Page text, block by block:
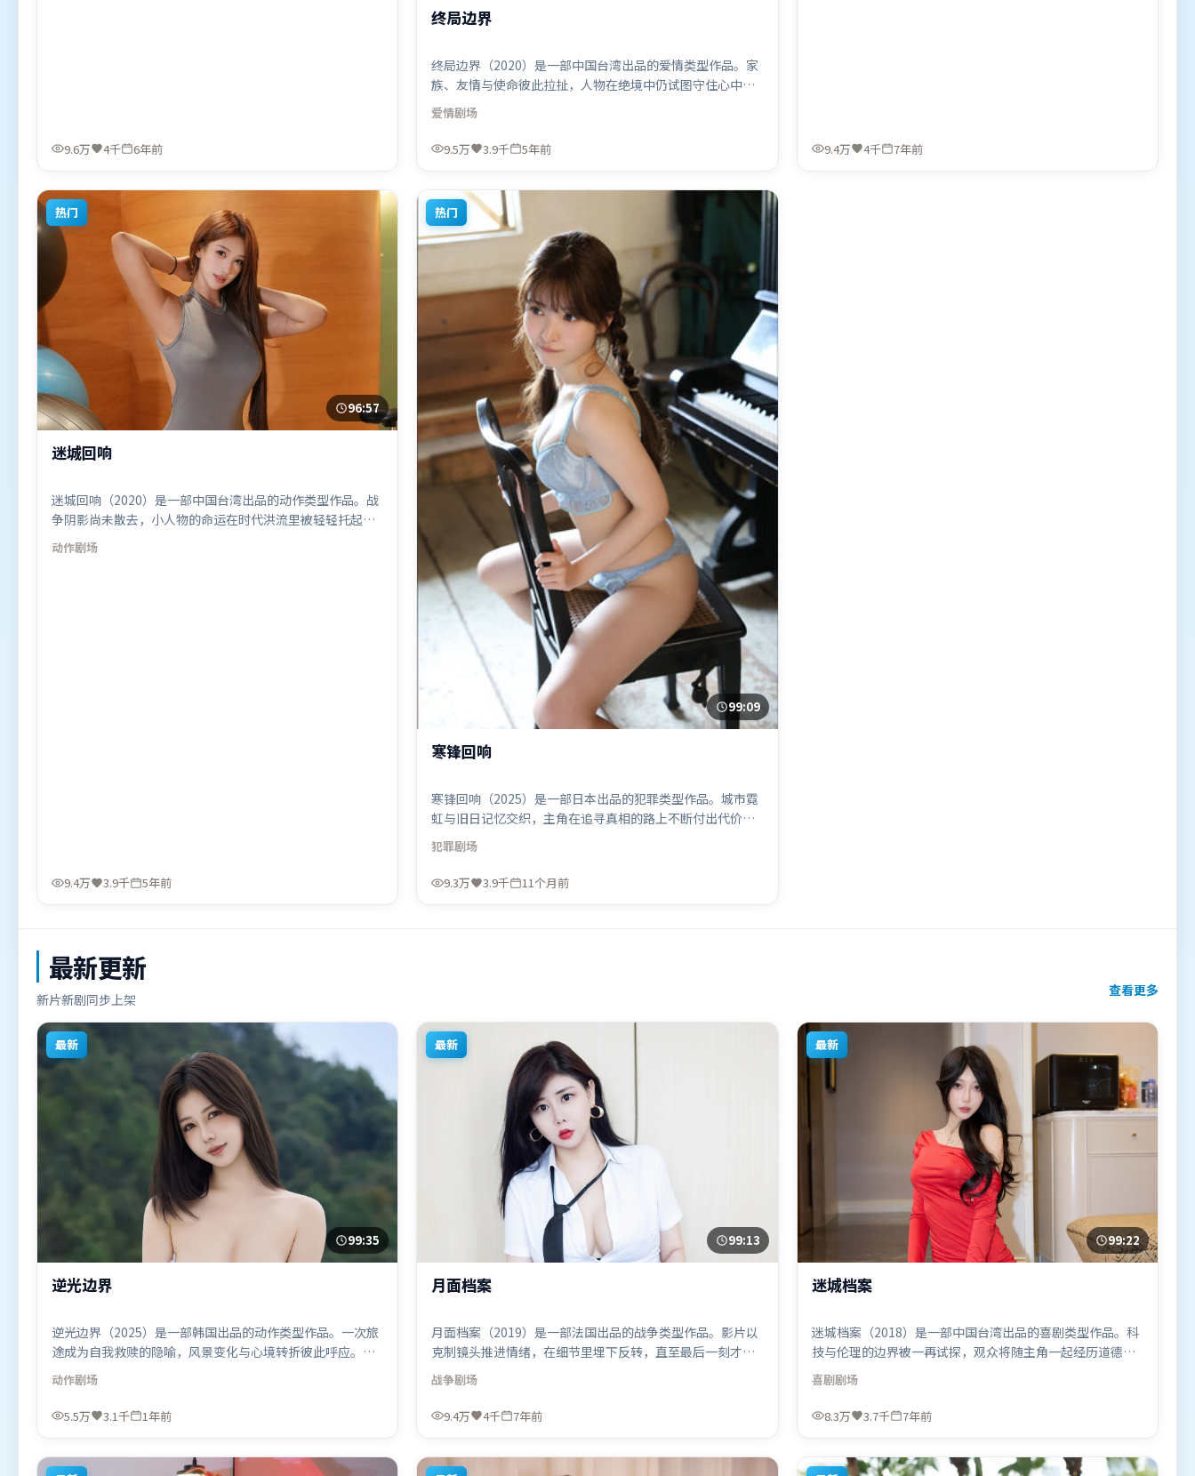
9.6万 4千 6年前
终局边界
终局边界（2020）是一部中国台湾出品的爱情类型作品。家
族、友情与使命彼此拉扯，人物在绝境中仍试图守住心中微
光。视听风格统一而富有实验感，配乐与画面情绪贴合。由
薛晓路执导，马东锡、赵丽颖、肖战，阿米尔·汗等联袂出
演。影片于2020年12月10日（中国台湾）在部分地区首映上
爱情剧场
9.5万 3.9千 5年前 9.4万 4千 7年前
热门
96:57
迷城回响
迷城回响（2020）是一部中国台湾出品的动作类型作品。战
争阴影尚未散去，小人物的命运在时代洪流里被轻轻托起又
放下。群像刻画各有弧光，配角亦承担叙事推进功能。由毕
赣执导，章子怡、汤唯、艾米莉·布朗特，咏梅、堺雅人等
动作剧场
9.4万 3.9千 5年前
热门
99:09
寒锋回响
寒锋回响（2025）是一部日本出品的犯罪类型作品。城市霓
虹与旧日记忆交织，主角在追寻真相的路上不断付出代价。
叙事线索多线并进，最终在关键节点收束。由克里斯托弗·
诺兰执导，胡歌、孙艺珍、周冬雨，白宇、秦海璐等联袂出
演。影片于2025年9月17日（日本）在部分地区首映上线，
犯罪剧场
9.3万 3.9千 11个月前
最新更新
新片新剧同步上架
查看更多
最新
99:35
逆光边界
逆光边界（2025）是一部韩国出品的动作类型作品。一次旅
途成为自我救赎的隐喻，风景变化与心境转折彼此呼应。视
听风格统一而富有实验感，配乐与画面情绪贴合。由吕克·
贝松执导，谭卓、马东锡、刘亦菲，肖战、刘德华等联袂出
演。影片于2025年7月26日（韩国）在部分地区首映上线，
动作剧场
5.5万 3.1千 1年前
最新
99:13
月面档案
月面档案（2019）是一部法国出品的战争类型作品。影片以
克制镜头推进情绪，在细节里埋下反转，直至最后一刻才揭
开谜底。类型元素被重新组合，既致敬经典也尝试突破套
路。由杜琪峰执导，托尼·贾、汤姆·哈迪、木村拓哉，黄
渤等联袂出演。影片于2019年2月6日（法国）在部分地区首
战争剧场
9.4万 4千 7年前
最新
99:22
迷城档案
迷城档案（2018）是一部中国台湾出品的喜剧类型作品。科
技与伦理的边界被一再试探，观众将随主角一起经历道德震
荡。人物关系网复杂却不凌乱，每场对手戏都推动信息增
量。由阿彼尔邦执导，马东锡、吴京、托尼·贾，堺雅人、
汤姆·哈迪、弗洛伦丝·皮尤等联袂出演。影片于2018年9
喜剧剧场
8.3万 3.7千 7年前